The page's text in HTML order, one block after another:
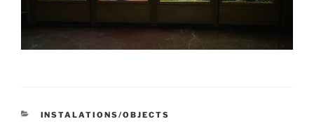
KATEGORIJOS
INSTALATIONS/OBJECTS